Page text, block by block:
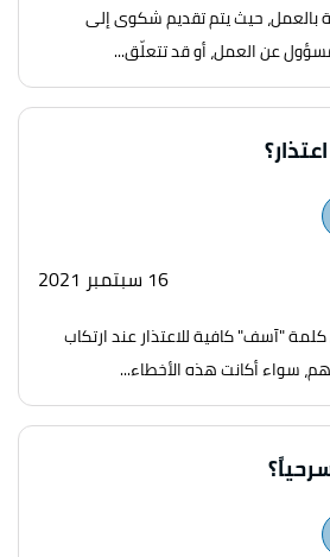
بالعمل، حيث يتم تقديم شكوى إلى
عن العمل، أو قد تتعلّق...
16 سبتمبر 2021
"آسف" كافية للاعتذار عند ارتكاب
سواء أكانت هذه الأخطاء...